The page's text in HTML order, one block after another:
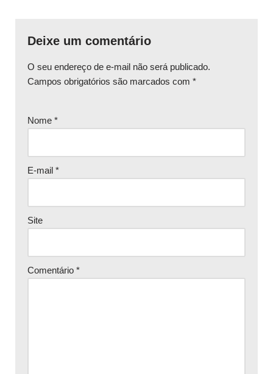
Deixe um comentário
O seu endereço de e-mail não será publicado.
Campos obrigatórios são marcados com *
Nome *
E-mail *
Site
Comentário *